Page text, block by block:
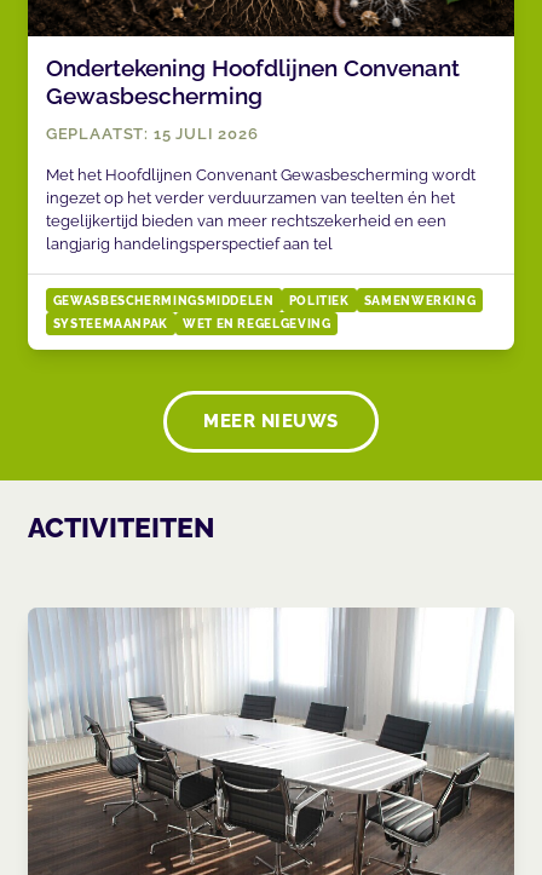
Ondertekening Hoofdlijnen Convenant
Gewasbescherming
GEPLAATST: 15 JULI 2026
Met het Hoofdlijnen Convenant Gewasbescherming wordt
ingezet op het verder verduurzamen van teelten én het
tegelijkertijd bieden van meer rechtszekerheid en een
langjarig handelingsperspectief aan tel
GEWASBESCHERMINGSMIDDELEN POLITIEK
SAMENWERKING
SYSTEEMAANPAK
WET EN REGELGEVING
MEER NIEUWS
ACTIVITEITEN